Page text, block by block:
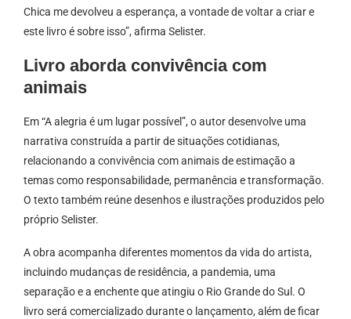
Chica me devolveu a esperança, a vontade de voltar a criar e
este livro é sobre isso”, afirma Selister.
Livro aborda convivência com
animais
Em “A alegria é um lugar possível”, o autor desenvolve uma
narrativa construída a partir de situações cotidianas,
relacionando a convivência com animais de estimação a
temas como responsabilidade, permanência e transformação.
O texto também reúne desenhos e ilustrações produzidos pelo
próprio Selister.
A obra acompanha diferentes momentos da vida do artista,
incluindo mudanças de residência, a pandemia, uma
separação e a enchente que atingiu o Rio Grande do Sul. O
livro será comercializado durante o lançamento, além de ficar